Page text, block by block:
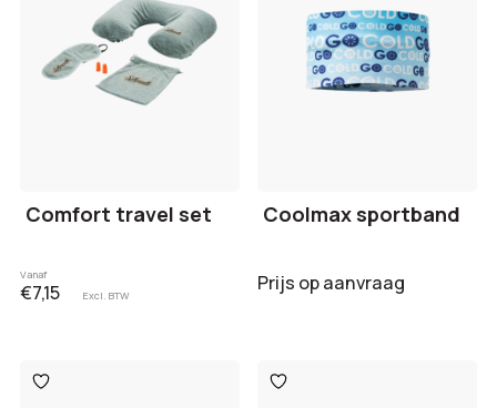
Comfort travel set
Vanaf
€7,15 Excl. BTW
Coolmax sportband
Prijs op aanvraag
Toevoegen
aan
Toevoegen
aan